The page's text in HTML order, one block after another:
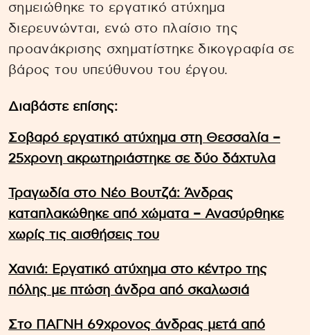
σημειώθηκε το εργατικό ατύχημα
διερευνώνται, ενώ στο πλαίσιο της
προανάκρισης σχηματίστηκε δικογραφία σε
βάρος του υπεύθυνου του έργου.
Διαβάστε επίσης:
Σοβαρό εργατικό ατύχημα στη Θεσσαλία –
25χρονη ακρωτηριάστηκε σε δύο δάχτυλα
Τραγωδία στο Νέο Βουτζά: Άνδρας
καταπλακώθηκε από χώματα – Ανασύρθηκε
χωρίς τις αισθήσεις του
Χανιά: Εργατικό ατύχημα στο κέντρο της
πόλης με πτώση άνδρα από σκαλωσιά
Στο ΠΑΓΝΗ 69χρονος άνδρας μετά από